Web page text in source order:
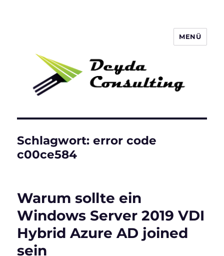
MENÜ
Schlagwort:error code
c00ce584
Warum sollte ein
Windows Server 2019 VDI
Hybrid Azure AD joined
sein